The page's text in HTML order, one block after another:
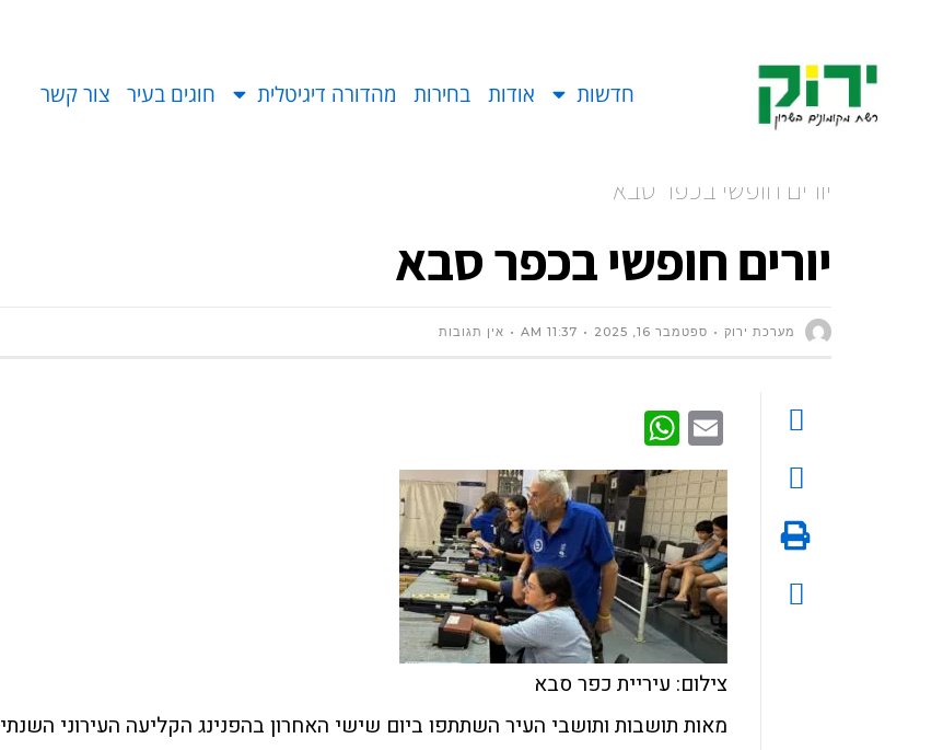
חדשות אודות בחירות מהדורה דיגיטלית חוגים בעיר צור קשר
יורים חופשי בכפר סבא
יורים חופשי בכפר סבא
מערכת ירוק ספטמבר 16, 2025 11:37 AM אין תגובות
Email
צילום: עיריית כפר סבא
מאות תושבות ותושבי העיר השתתפו ביום שישי האחרון בהפנינג הקליעה העירוני השנתי